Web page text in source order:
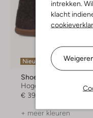
intrekken.
klacht
Nieuw
Shoesme
Hoge sneakers
€ 39,99
+ meer kleuren